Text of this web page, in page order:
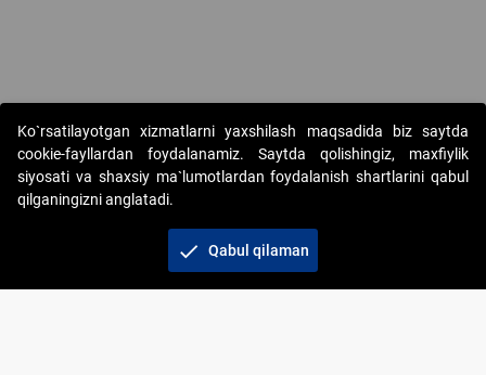
Copyright © 2017-2026. "Elektron onlayn-auksionlarni tashkil etish"
AJ. Barcha huquqlar himoyalangan
+998 71 202-21-11
Ko`rsatilayotgan xizmatlarni yaxshilash maqsadida biz saytda
cookie-fayllardan foydalanamiz. Saytda qolishingiz, maxfiylik
siyosati va shaxsiy ma`lumotlardan foydalanish shartlarini qabul
qilganingizni anglatadi.
check Qabul qilaman